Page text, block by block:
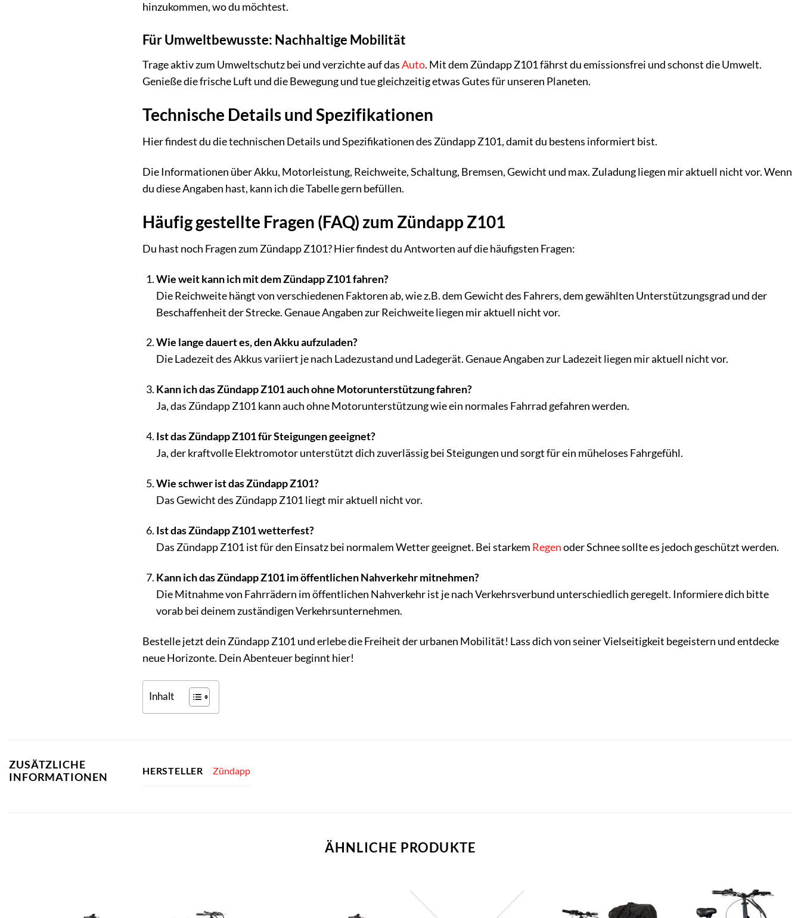
hinzukommen, wo du möchtest.
Für Umweltbewusste: Nachhaltige Mobilität
Trage aktiv zum Umweltschutz bei und verzichte auf dasAuto. Mit dem Zündapp Z101 fährst du emissionsfrei und schonst die Umwelt.
Genieße die frische Luft und die Bewegung und tue gleichzeitig etwas Gutes für unseren Planeten.
Technische Details und Spezifikationen
Hier findest du die technischen Details und Spezifikationen des Zündapp Z101, damit du bestens informiert bist.
Die Informationen über Akku, Motorleistung, Reichweite, Schaltung, Bremsen, Gewicht und max. Zuladung liegen mir aktuell nicht vor. Wenn
du diese Angaben hast, kann ich die Tabelle gern befüllen.
Häufig gestellte Fragen (FAQ) zum Zündapp Z101
Du hast noch Fragen zum Zündapp Z101? Hier findest du Antworten auf die häufigsten Fragen:
Wie weit kann ich mit dem Zündapp Z101 fahren?
Die Reichweite hängt von verschiedenen Faktoren ab, wie z.B. dem Gewicht des Fahrers, dem gewählten Unterstützungsgrad und der
Beschaffenheit der Strecke. Genaue Angaben zur Reichweite liegen mir aktuell nicht vor.
Wie lange dauert es, den Akku aufzuladen?
Die Ladezeit des Akkus variiert je nach Ladezustand und Ladegerät. Genaue Angaben zur Ladezeit liegen mir aktuell nicht vor.
Kann ich das Zündapp Z101 auch ohne Motorunterstützung fahren?
Ja, das Zündapp Z101 kann auch ohne Motorunterstützung wie ein normales Fahrrad gefahren werden.
Ist das Zündapp Z101 für Steigungen geeignet?
Ja, der kraftvolle Elektromotor unterstützt dich zuverlässig bei Steigungen und sorgt für ein müheloses Fahrgefühl.
Wie schwer ist das Zündapp Z101?
Das Gewicht des Zündapp Z101 liegt mir aktuell nicht vor.
Ist das Zündapp Z101 wetterfest?
Das Zündapp Z101 ist für den Einsatz bei normalem Wetter geeignet. Bei starkem Regenoder Schnee sollte es jedoch geschützt werden.
Kann ich das Zündapp Z101 im öffentlichen Nahverkehr mitnehmen?
Die Mitnahme von Fahrrädern im öffentlichen Nahverkehr ist je nach Verkehrsverbund unterschiedlich geregelt. Informiere dich bitte
vorab bei deinem zuständigen Verkehrsunternehmen.
Bestelle jetzt dein Zündapp Z101 und erlebe die Freiheit der urbanen Mobilität! Lass dich von seiner Vielseitigkeit begeistern und entdecke
neue Horizonte. Dein Abenteuer beginnt hier!
Inhalt
ZUSÄTZLICHE
INFORMATIONEN
HERSTELLER Zündapp
ÄHNLICHE PRODUKTE